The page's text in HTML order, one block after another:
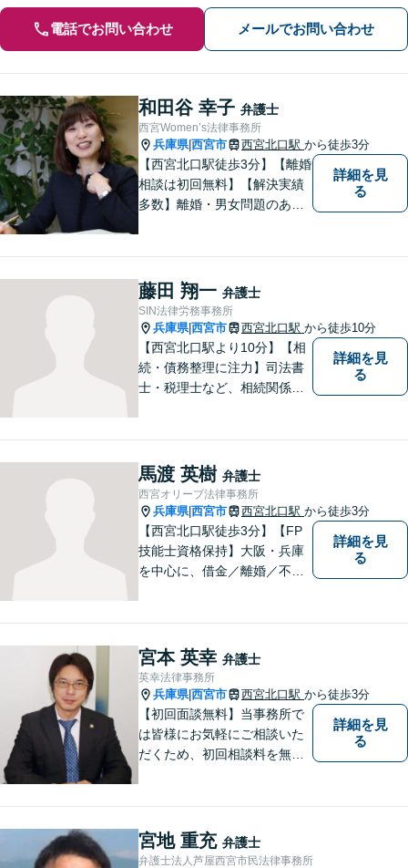
電話でお問い合わせ メールでお問い合わせ
和田谷 幸子 弁護士
西宮Women’s法律事務所
兵庫県|西宮市 西宮北口駅 から徒歩3分
【西宮北口駅徒歩3分】【離婚
相談は初回無料】【解決実績
多数】離婚・男女問題のあら
します。【土日祝日・夜間の
ご相談も対応可】【完全個室
／お子様同伴でも大丈夫で
す】
詳細を見
る
藤田 翔一 弁護士
SIN法律労務事務所
兵庫県|西宮市 西宮北口駅 から徒歩10分
【西宮北口駅より10分】【相
続・債務整理に注力】司法書
士・税理士など、相続関係に
象とした、法律サービスを提
供しております。お気軽に、
ご相談ください。
詳細を見
る
馬渡 英樹 弁護士
西宮オリーブ法律事務所
兵庫県|西宮市 西宮北口駅 から徒歩3分
【西宮北口駅徒歩3分】【FP
技能士資格保持】大阪・兵庫
を中心に、借金／離婚／不動
丁寧な対応、アドバイスをさ
せていただきます。
詳細を見
る
宮本 英幸 弁護士
英幸法律事務所
兵庫県|西宮市 西宮北口駅 から徒歩3分
【初回面談無料】当事務所で
は皆様にお気軽にご相談いた
だくため、初回相談料を無料
女問題／建築問題など、貴方
にとって最善の解決に向けて
詳細を見
る
宮地 重充 弁護士
弁護士法人芦屋西宮市民法律事務所